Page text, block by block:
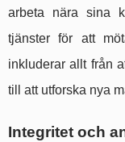
arbeta nära sina
tjänster för att
inkluderar allt från
till att utforska nya
Integritet och